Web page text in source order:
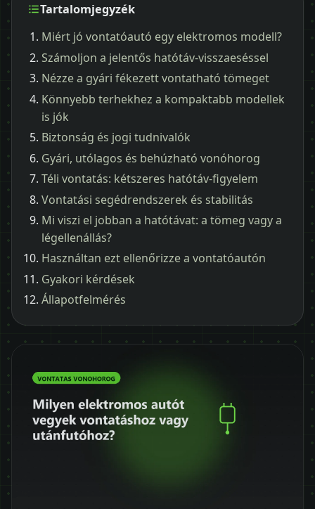
Tartalomjegyzék
Miért jó vontatóautó egy elektromos modell?
Számoljon a jelentős hatótáv-visszaeséssel
Nézze a gyári fékezett vontatható tömeget
Könnyebb terhekhez a kompaktabb modellek
is jók
Biztonság és jogi tudnivalók
Gyári, utólagos és behúzható vonóhorog
Téli vontatás: kétszeres hatótáv-figyelem
Vontatási segédrendszerek és stabilitás
Mi viszi el jobban a hatótávat: a tömeg vagy a
légellenállás?
Használtan ezt ellenőrizze a vontatóautón
Gyakori kérdések
Állapotfelmérés